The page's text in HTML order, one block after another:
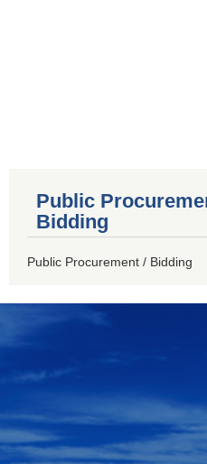
Public
Bidding
Public Procurement / Bidding